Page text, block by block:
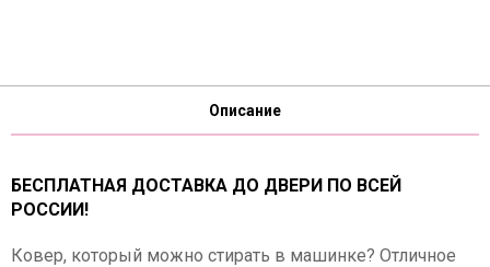
Описание
БЕСПЛАТНАЯ ДОСТАВКА ДО ДВЕРИ ПО ВСЕЙ
РОССИИ!
Ковер, который можно стирать в машинке? Отличное